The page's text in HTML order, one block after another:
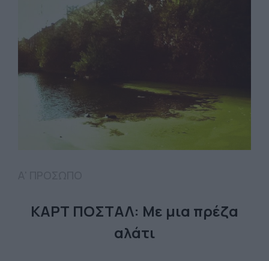
ΚΑΡΤ ΠΟΣΤΑΛ: Με μια πρέζα
αλάτι